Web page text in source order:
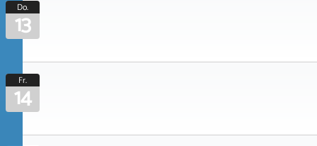
Do.
13
Fr.
14